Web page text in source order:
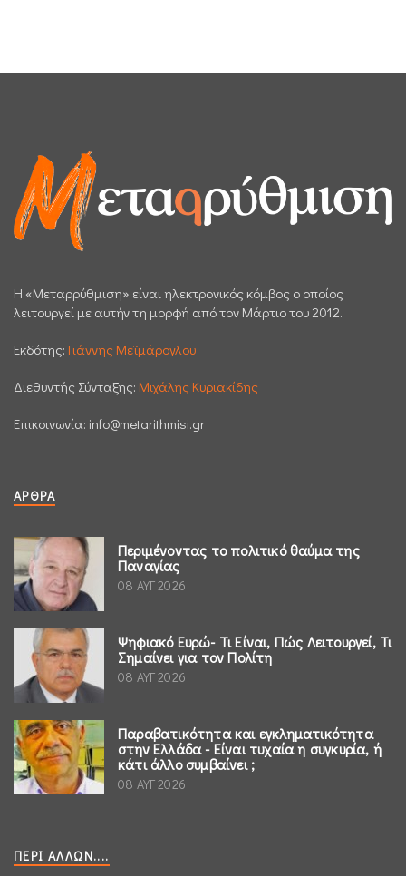
H «Μεταρρύθμιση» είναι ηλεκτρονικός κόμβος ο οποίος
λειτουργεί με αυτήν τη μορφή από τον Μάρτιο του 2012.
Εκδότης: Γιάννης Μεϊμάρογλου
Διεθυντής Σύνταξης: Μιχάλης Κυριακίδης
Επικοινωνία: info@metarithmisi.gr
ΆΡΘΡΑ
Περιμένοντας το πολιτικό θαύμα της
Παναγίας
08 ΑΥΓ 2026
Ψηφιακό Ευρώ- Τι Είναι, Πώς Λειτουργεί, Τι
Σημαίνει για τον Πολίτη
08 ΑΥΓ 2026
Παραβατικότητα και εγκληματικότητα
στην Ελλάδα - Είναι τυχαία η συγκυρία, ή
κάτι άλλο συμβαίνει ;
08 ΑΥΓ 2026
ΠΕΡΊ ΆΛΛΩΝ....